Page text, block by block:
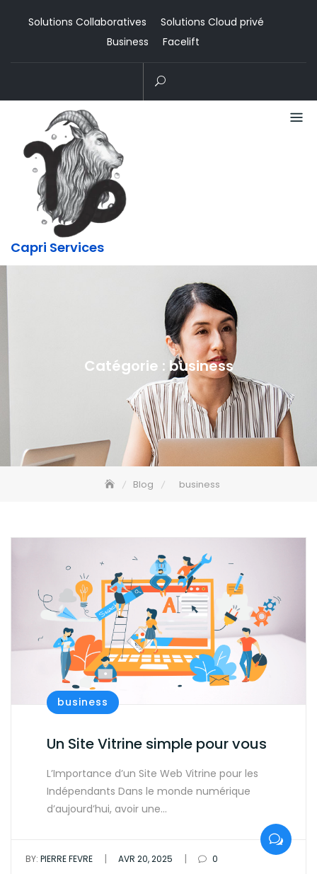
Solutions Collaboratives
Solutions Cloud privé
Business
Facelift
Capri Services
Catégorie : business
Blog business
business
Un Site Vitrine simple pour vous
L’Importance d’un Site Web Vitrine pour les
Indépendants Dans le monde numérique
d’aujourd’hui, avoir une…
BY: PIERRE FEVRE | AVR 20, 2025 | 0